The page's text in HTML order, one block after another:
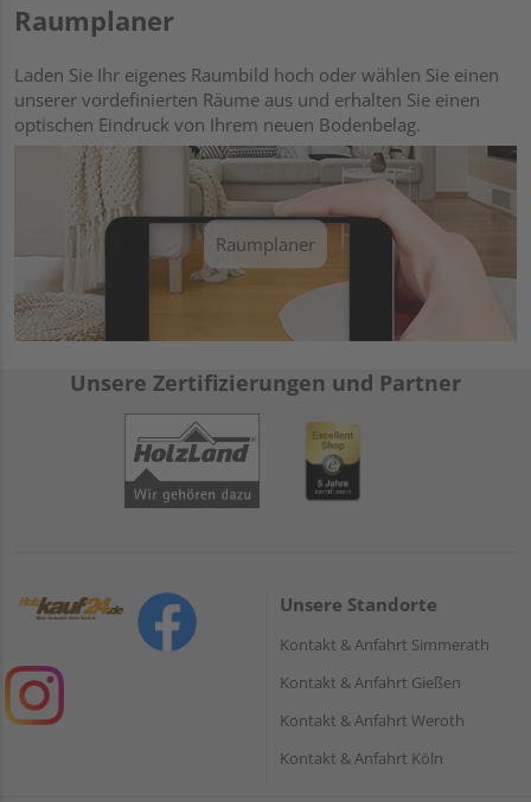
Raumplaner
Laden Sie Ihr eigenes Raumbild hoch oder wählen Sie einen
unserer vordefinierten Räume aus und erhalten Sie einen
optischen Eindruck von Ihrem neuen Bodenbelag.
Raumplaner
Unsere Zertifizierungen und Partner
Unsere Standorte
Kontakt & Anfahrt Simmerath
Kontakt & Anfahrt Gießen
Kontakt & Anfahrt Weroth
Kontakt & Anfahrt Köln